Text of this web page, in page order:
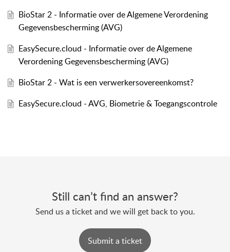
BioStar 2 - Informatie over de Algemene Verordening
Gegevensbescherming (AVG)
EasySecure.cloud - Informatie over de Algemene
Verordening Gegevensbescherming (AVG)
BioStar 2 - Wat is een verwerkersovereenkomst?
EasySecure.cloud - AVG, Biometrie & Toegangscontrole
Still can’t find an answer?
Send us a ticket and we will get back to you.
Submit a ticket